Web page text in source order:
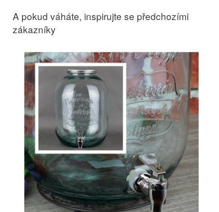
A pokud váháte, inspirujte se předchozími
zákazníky